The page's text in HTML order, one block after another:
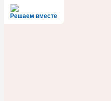
Решаем вместе